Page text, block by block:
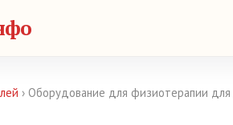
› Оборудование для физиотерапии